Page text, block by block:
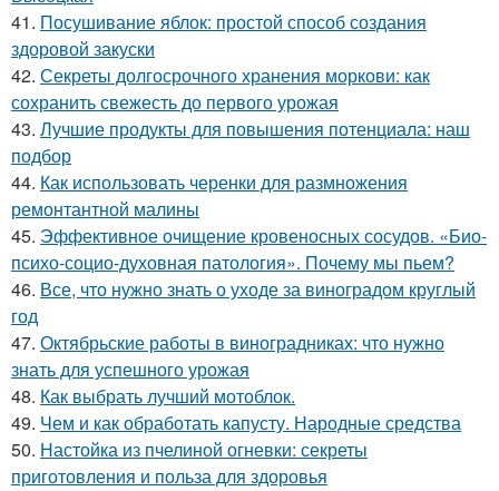
41. Посушивание яблок: простой способ создания
здоровой закуски
42. Секреты долгосрочного хранения моркови: как
сохранить свежесть до первого урожая
43. Лучшие продукты для повышения потенциала: наш
подбор
44. Как использовать черенки для размножения
ремонтантной малины
45. Эффективное очищение кровеносных сосудов. «Био-
психо-социо-духовная патология». Почему мы пьем?
46. Все, что нужно знать о уходе за виноградом круглый
год
47. Октябрьские работы в виноградниках: что нужно
знать для успешного урожая
48. Как выбрать лучший мотоблок.
49. Чем и как обработать капусту. Народные средства
50. Настойка из пчелиной огневки: секреты
приготовления и польза для здоровья